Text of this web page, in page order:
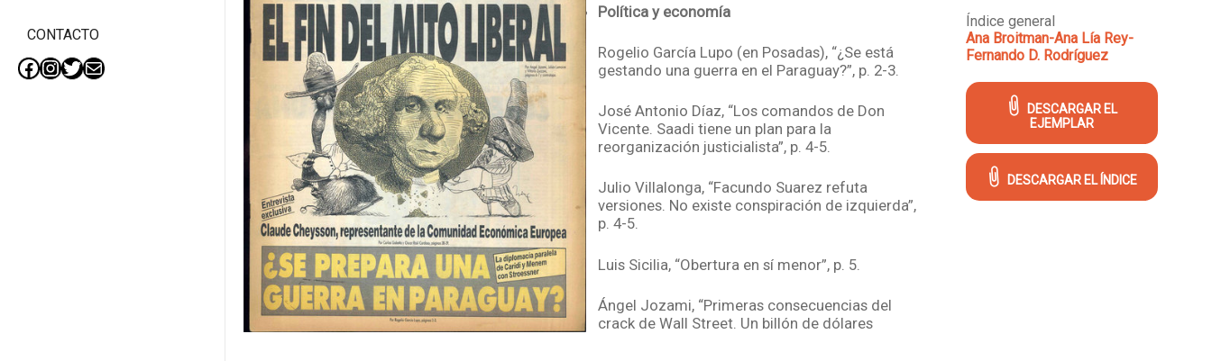
CONTACTO
Facebook
Instagram
Twitter
Mail
Política y economía
Rogelio García Lupo (en Posadas), “¿Se está
gestando una guerra en el Paraguay?”, p. 2-3.
José Antonio Díaz, “Los comandos de Don
Vicente. Saadi tiene un plan para la
reorganización justicialista”, p. 4-5.
Julio Villalonga, “Facundo Suarez refuta
versiones. No existe conspiración de izquierda”,
p. 4-5.
Luis Sicilia, “Obertura en sí menor”, p. 5.
Ángel Jozami, “Primeras consecuencias del
crack de Wall Street. Un billón de dólares
Índice general
Ana Broitman-Ana Lía Rey-
Fernando D. Rodríguez
DESCARGAR EL
EJEMPLAR
DESCARGAR EL ÍNDICE